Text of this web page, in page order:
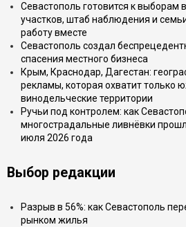
Севастополь готовится к выборам
участков, штаб наблюдения и
работу вместе
Севастополь создал
спасения местного бизнеса
Крым, Краснодар, Дагестан:
рекламы, которая охватит только
винодельческие территории
Ручьи под контролем: как
многострадальные ливнёвки
июля 2026 года
Выбор редакции
Разрыв в 56%: как Севастополь
рынком жилья